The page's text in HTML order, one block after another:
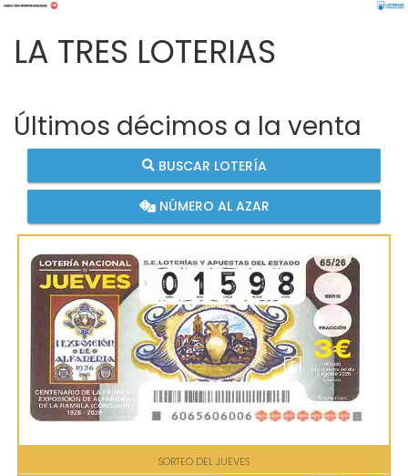
LA TRES LOTERIAS
Últimos décimos a la venta
BUSCAR LOTERÍA
NÚMERO AL AZAR
SORTEO DEL JUEVES